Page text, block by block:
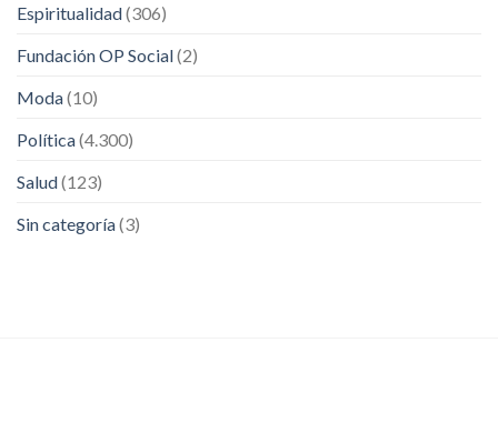
Espiritualidad(306)
Fundación OP Social(2)
Moda(10)
Política(4.300)
Salud(123)
Sin categoría(3)